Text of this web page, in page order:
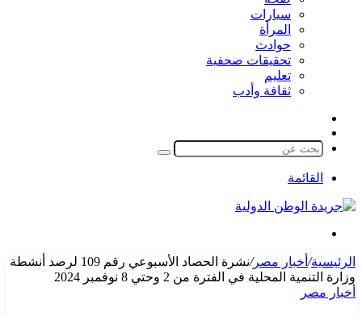
سيارات
المرأة
حوادث
تحقيقات صحفية
تعليم
ثقافة وأدب
المظلم
بحث
القائمة
الرئيسية/ أخبار مصر/
نشرة الحصاد الأسبوعي رقم 109 لرصد أنشطة
وزارة التنمية المحلية في الفترة من 2 وحتي 8 نوفمبر 2024
أخبار مصر